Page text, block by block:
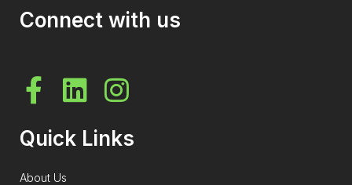
Connect with us
Quick Links
About Us